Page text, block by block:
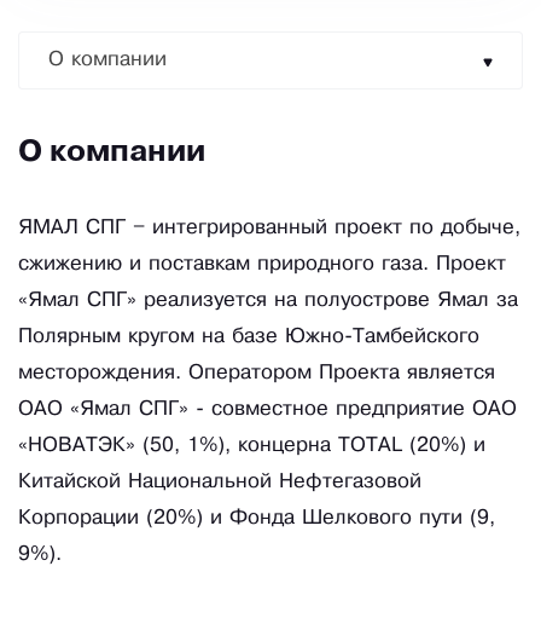
О компании
О компании
ЯМАЛ СПГ – интегрированный проект по добыче,
сжижению и поставкам природного газа. Проект
«Ямал СПГ» реализуется на полуострове Ямал за
Полярным кругом на базе Южно-Тамбейского
месторождения. Оператором Проекта является
ОАО «Ямал СПГ» - совместное предприятие ОАО
«НОВАТЭК» (50, 1%), концерна TOTAL (20%) и
Китайской Национальной Нефтегазовой
Корпорации (20%) и Фонда Шелкового пути (9,
9%).